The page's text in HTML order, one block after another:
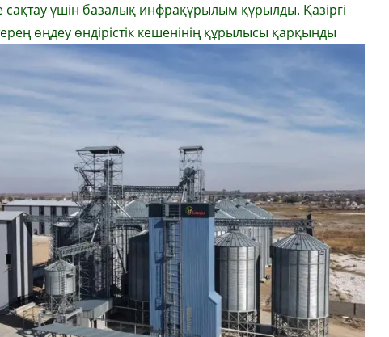
үшін базалық инфрақұрылым құрылды. Қазіргі
өңдеу өндірістік кешенінің құрылысы қарқынды